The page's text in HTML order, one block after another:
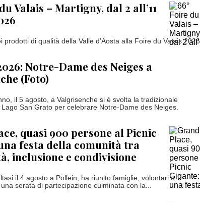
Valais – Martigny, dal 2 all’11
prodotti di qualità della Valle d’Aosta alla Foire du Valais 2026
Notre-Dame des Neiges a
(Foto)
il 5 agosto, a Valgrisenche si è svolta la tradizionale
Lago San Grato per celebrare Notre-Dame des Neiges.
quasi 900 persone al Picnic
festa della comunità tra
inclusione e condivisione
il 4 agosto a Pollein, ha riunito famiglie, volontari e
serata di partecipazione culminata con la...